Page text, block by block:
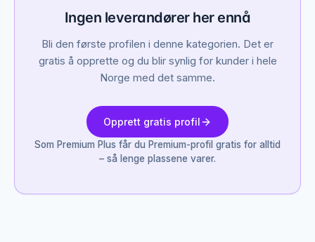
Ingen leverandører her ennå
Bli den første profilen i denne kategorien. Det er
gratis å opprette og du blir synlig for kunder i hele
Norge med det samme.
Opprett gratis profil
Som Premium Plus får du Premium-profil gratis for alltid
– så lenge plassene varer.